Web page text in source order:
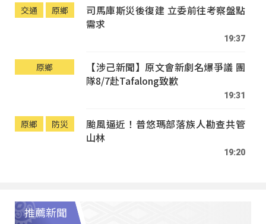
交通 原鄉
司馬庫斯災後復建 立委前往考察盤點
需求
19:37
原鄉
【涉己新聞】原文會新劇名爆爭議 團
隊8/7赴Tafalong致歉
19:31
原鄉 防災
颱風逼近！普悠瑪部落族人勘查共管
山林
19:20
推薦新聞